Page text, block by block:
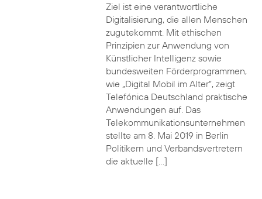
Ziel ist eine verantwortliche
Digitalisierung, die allen Menschen
zugutekommt. Mit ethischen
Prinzipien zur Anwendung von
Künstlicher Intelligenz sowie
bundesweiten Förderprogrammen,
wie „Digital Mobil im Alter“, zeigt
Telefónica Deutschland praktische
Anwendungen auf. Das
Telekommunikationsunternehmen
stellte am 8. Mai 2019 in Berlin
Politikern und Verbandsvertretern
die aktuelle […]